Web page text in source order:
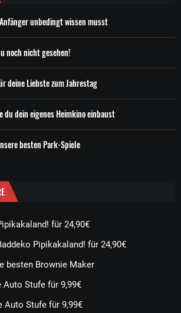
unbedingt wissen musst
noch nicht gesehen!
deine Liebste zum Jahrestag
du dein eigenes Heimkino einbaust
besten Park-Spiele
für 24,90€
Pipikakaland! für 24,90€
besten Brownie Maker
Auto Stufe für 9,99€
Auto Stufe für 9,99€